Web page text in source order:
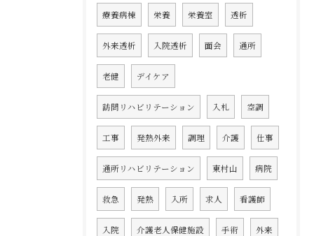
療養病棟 栄養 栄養室 透析
外来透析 入院透析 面会 通所
老健 デイケア
訪問リハビリテーション 入札 空調
工事 発熱外来 調理 介護 仕事
通所リハビリテーション 東村山 病院
救急 発熱 入所 求人 看護師
入院 介護老人保健施設 手術 外来